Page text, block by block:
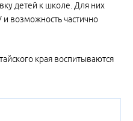
детей к школе. Для них
и возможность частично
края воспитываются